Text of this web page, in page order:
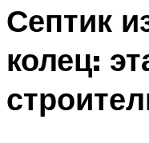
Септик
колец: